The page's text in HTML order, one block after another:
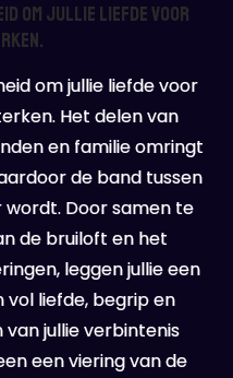
om jullie liefde voor
om jullie liefde voor
Het delen van
en familie omringt
de band tussen
wordt. Door samen te
de bruiloft en het
leggen jullie een
vol liefde, begrip en
jullie verbintenis
een viering van de